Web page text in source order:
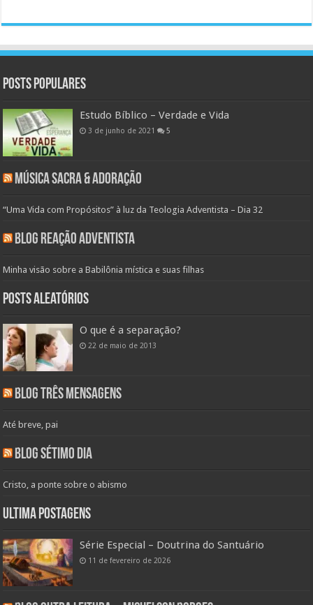
Posts populares
Estudo Bíblico – Verdade e Vida
3 de junho de 2021 5
Música Sacra & Adoração
“Uma Vida com Propósitos” à luz da Teologia Adventista – Dia 32
Blog Reação Adventista
Minha visão sobre a Babilônia mística e suas filhas
Posts aleatórios
O que é a separação?
22 de maio de 2013
Blog Três Mensagens
Até breve, pai
Blog Sétimo Dia
Cristo, a ponte sobre o abismo
Ultima Postagens
Série Especial – Doutrina do Santuário
11 de fevereiro de 2026